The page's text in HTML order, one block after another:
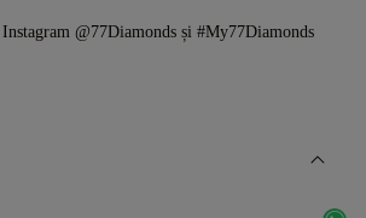
@77Diamonds și #My77Diamonds